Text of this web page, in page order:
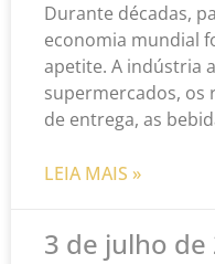
Durante décadas,
economia mundial
apetite. A indústria
supermercados, os
de entrega, as
LEIA MAIS »
3 de julho de